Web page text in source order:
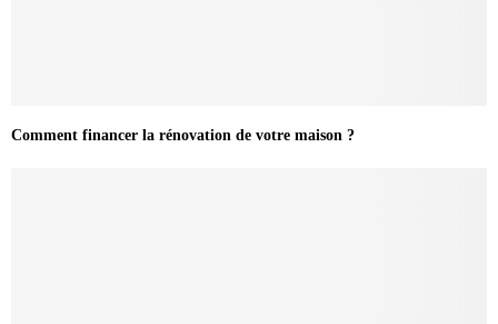
Comment financer la rénovation de votre maison ?